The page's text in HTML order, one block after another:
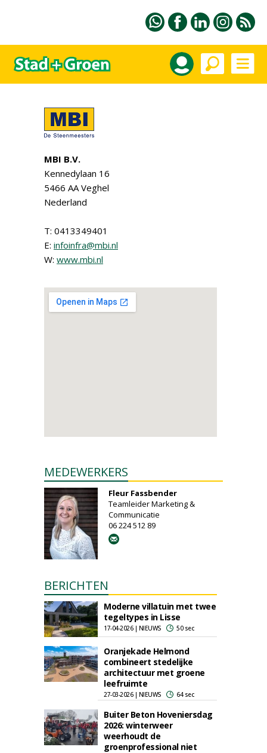
MBI B.V.
Kennedylaan 16
5466 AA Veghel
Nederland
T: 0413349401
E: infoinfra@mbi.nl
W: www.mbi.nl
MEDEWERKERS
Fleur Fassbender
Teamleider Marketing &
Communicatie
06 224 512 89
BERICHTEN
Moderne villatuin met twee
tegeltypes in Lisse
17-04-2026 | NIEUWS 50 sec
Oranjekade Helmond
combineert stedelijke
architectuur met groene
leefruimte
27-03-2026 | NIEUWS 64 sec
Buiter Beton Hoveniersdag
2026: winterweer
weerhoudt de
groenprofessional niet